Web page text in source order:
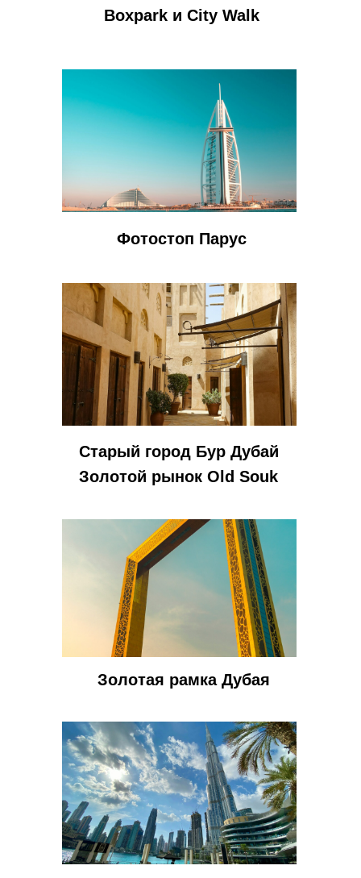
Boxpark и City Walk
Фотостоп Парус
Старый город Бур Дубай
Золотой рынок Old Souk
Золотая рамка Дубая